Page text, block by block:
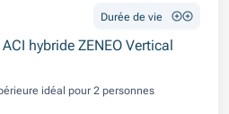
Durée de vie
hybride ZENEO Vertical
idéal pour 2 personnes